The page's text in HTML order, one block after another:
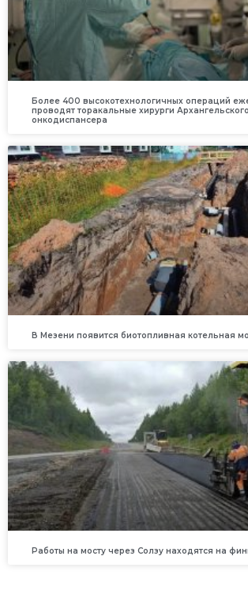
Более 400 высокотехнологичных операций
проводят торакальные хирурги Архангельского
онкодиспансера
В Мезени появится биотопливная котельная
Работы на мосту через Солзу находятся на